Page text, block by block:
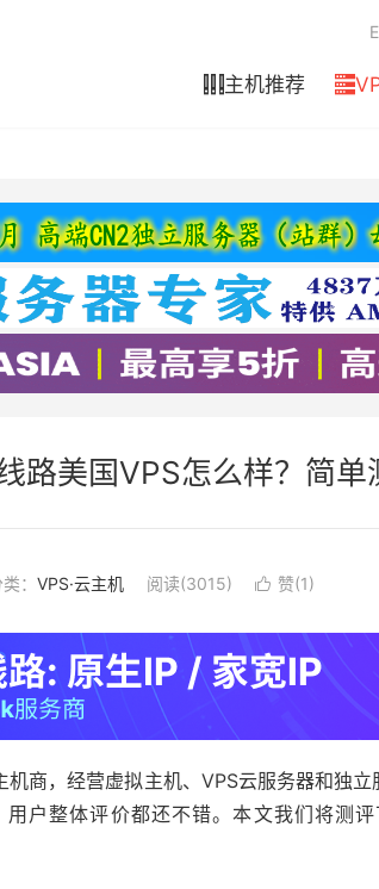
主机推荐 
路美国VPS怎么样？简单
： VPS·云主机 阅读(3015)  赞(1)
商，经营虚拟主机、VPS云服务器和独
户整体评价都还不错。本文我们将测